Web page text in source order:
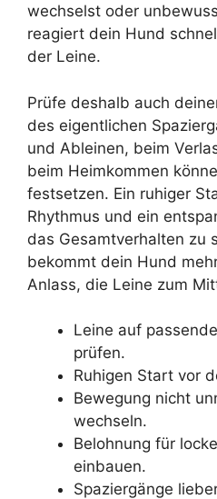
wechselst oder
reagiert dein Hund
der Leine.
Prüfe deshalb auch
des eigentlichen
und Ableinen, beim
beim Heimkommen
festsetzen. Ein ruhiger
Rhythmus und ein
das Gesamtverhalten zu
bekommt dein Hund
Anlass, die Leine zum
Leine auf
prüfen.
Ruhigen Start vor
Bewegung nicht
wechseln.
Belohnung für
einbauen.
Spaziergänge